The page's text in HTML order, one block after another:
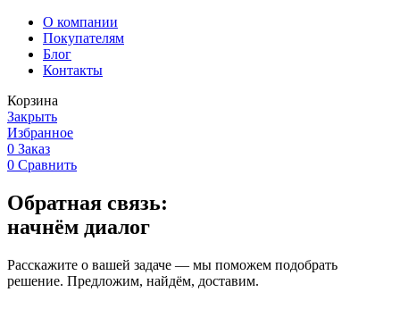
О компании
Покупателям
Блог
Контакты
Корзина
Закрыть
Избранное
0 Заказ
0 Сравнить
Обратная связь:
начнём диалог
Расскажите о вашей задаче — мы поможем подобрать
решение. Предложим, найдём, доставим.